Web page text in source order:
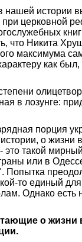
нашей истории
церковной
что Никита
максимума
как
в лозунге:
порция
о жизни
такой
или в
Попытка
то единый
Однако есть
о жизни